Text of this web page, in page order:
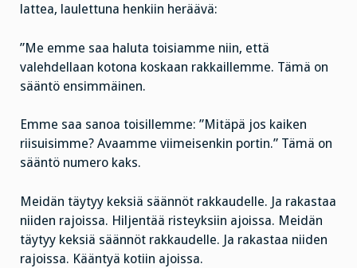
lattea, laulettuna henkiin heräävä:
”Me emme saa haluta toisiamme niin, että
valehdellaan kotona koskaan rakkaillemme. Tämä on
sääntö ensimmäinen.
Emme saa sanoa toisillemme: ”Mitäpä jos kaiken
riisuisimme? Avaamme viimeisenkin portin.” Tämä on
sääntö numero kaks.
Meidän täytyy keksiä säännöt rakkaudelle. Ja rakastaa
niiden rajoissa. Hiljentää risteyksiin ajoissa. Meidän
täytyy keksiä säännöt rakkaudelle. Ja rakastaa niiden
rajoissa. Kääntyä kotiin ajoissa.